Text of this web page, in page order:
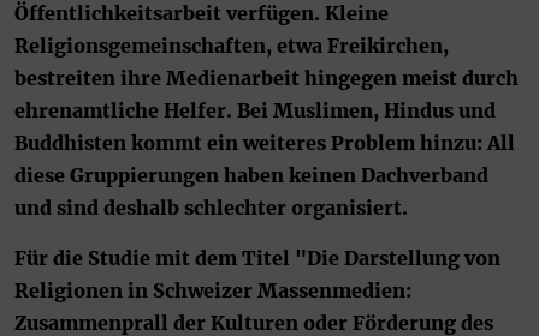
Öffentlichkeitsarbeit verfügen. Kleine
Religionsgemeinschaften, etwa Freikirchen,
bestreiten ihre Medienarbeit hingegen meist durch
ehrenamtliche Helfer. Bei Muslimen, Hindus und
Buddhisten kommt ein weiteres Problem hinzu: All
diese Gruppierungen haben keinen Dachverband
und sind deshalb schlechter organisiert.
Für die Studie mit dem Titel "Die Darstellung von
Religionen in Schweizer Massenmedien:
Zusammenprall der Kulturen oder Förderung des